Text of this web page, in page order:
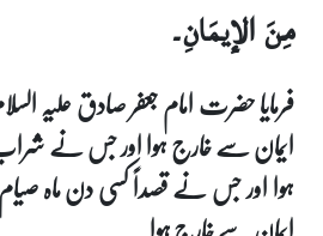
مِنَ الإيمَانِ۔
فرمایا حضرت امام جعفر صادق علیہ
ایمان سے خارج ہوا اور جس نے
ہوا اور جس نے قصداً کسی دن ماہ